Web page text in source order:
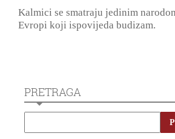
Kalmici se smatraju jedinim
Evropi koji ispovijeda budizam.
PRETRAGA